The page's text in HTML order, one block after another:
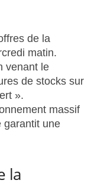
de la
matin.
venant le
de stocks sur
».
massif
garantit une
la